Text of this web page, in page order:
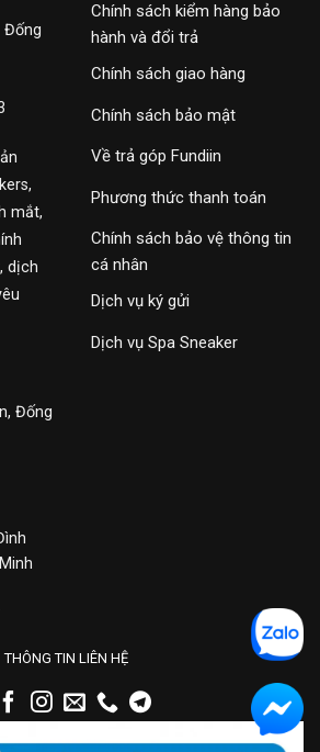
Đống
mắt,
dịch
Chính sách kiểm hàng bảo
hành và đổi trả
Chính sách giao hàng
Chính sách bảo mật
Về trả góp Fundiin
Phương thức thanh toán
Chính sách bảo vệ thông tin
cá nhân
Dịch vụ ký gửi
Dịch vụ Spa Sneaker
Đống
THÔNG TIN LIÊN HỆ